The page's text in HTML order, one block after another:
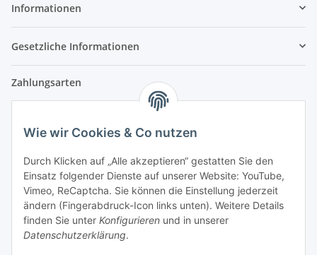
Wie wir Cookies & Co nutzen
Durch Klicken auf „Alle akzeptieren“ gestatten Sie den
Einsatz folgender Dienste auf unserer Website: YouTube,
Vimeo, ReCaptcha. Sie können die Einstellung jederzeit
ändern (Fingerabdruck-Icon links unten). Weitere Details
finden Sie unter Konfigurieren und in unserer
Datenschutzerklärung.
Informationen
Gesetzliche Informationen
Zahlungsarten
Versandpartner
Partner